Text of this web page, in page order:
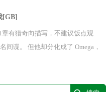
我想不起来，也是慰藉。旅行者
瓦特人吧！再写我就要不得不没收
子感叹：芙什塔，你是天生吃这
过？八重神子：清醒一点，你已经
有剧情触发点。 去排球部应聘
队买新发售的游戏机。 与排
美or美救英雄？ ——这福气还是
到全服第一！！！ 不知不
早苗，突然收到了系统的提示。
[GB]
章有猎奇向描写，不建议饭点观
间谍。 但他却分化成了 Omega，
的棋子。 联邦要利用他接近接近帝
了能活下去，他可以不择手段。